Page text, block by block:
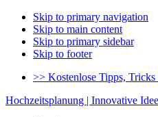
Skip to primary navigation
Skip to main content
Skip to primary sidebar
Skip to footer
>> Kostenlose Tipps,
Hochzeitsplanung | Innovative